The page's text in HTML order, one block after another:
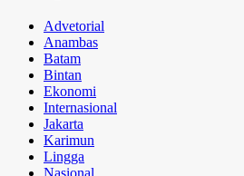
Advetorial
Anambas
Batam
Bintan
Ekonomi
Internasional
Jakarta
Karimun
Lingga
Nasional